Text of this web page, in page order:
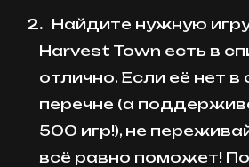
Найдите нужную
Harvest Town есть в
отлично. Если её нет
перечне (а
500 игр!), не
всё равно поможет!